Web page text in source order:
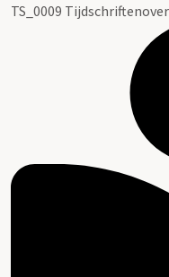
TS_0009